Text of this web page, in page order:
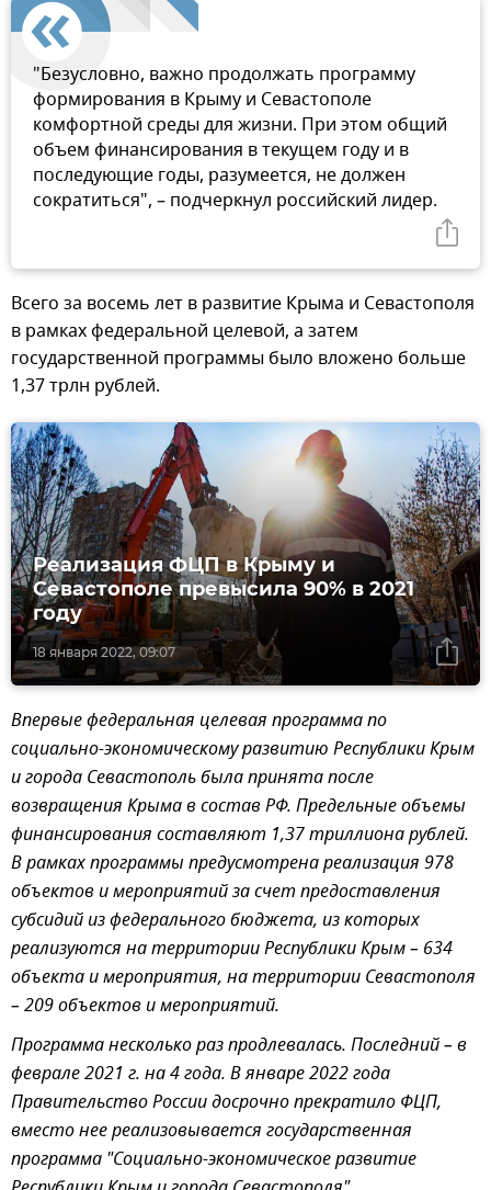
"Безусловно, важно продолжать программу
формирования в Крыму и Севастополе
комфортной среды для жизни. При этом общий
объем финансирования в текущем году и в
последующие годы, разумеется, не должен
сократиться", – подчеркнул российский лидер.
Всего за восемь лет в развитие Крыма и Севастополя
в рамках федеральной целевой, а затем
государственной программы было вложено больше
1,37 трлн рублей.
18 января 2022, 09:07
Реализация ФЦП в Крыму и
Севастополе превысила 90% в 2021
году
Впервые федеральная целевая программа по
социально-экономическому развитию Республики Крым
и города Севастополь была принята после
возвращения Крыма в состав РФ. Предельные объемы
финансирования составляют 1,37 триллиона рублей.
В рамках программы предусмотрена реализация 978
объектов и мероприятий за счет предоставления
субсидий из федерального бюджета, из которых
реализуются на территории Республики Крым – 634
объекта и мероприятия, на территории Севастополя
– 209 объектов и мероприятий.
Программа несколько раз продлевалась. Последний – в
феврале 2021 г. на 4 года. В январе 2022 года
Правительство Россиидосрочно прекратило ФЦП,
вместо нее реализовывается государственная
программа "Социально-экономическое развитие